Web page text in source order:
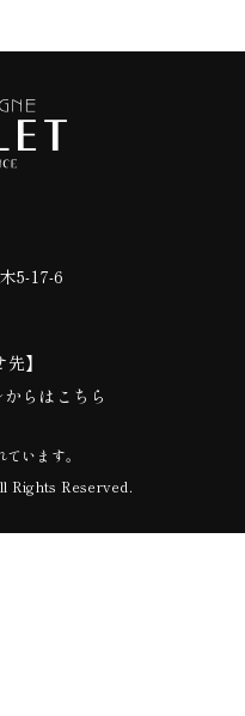
5-17-6
】
からはこちら
います。
Rights Reserved.